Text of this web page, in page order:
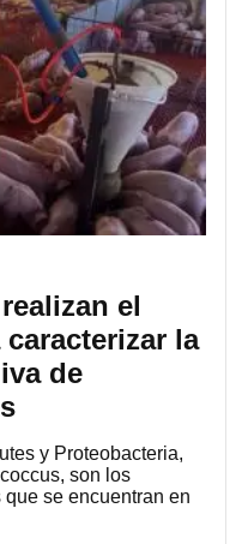
el
la
de
y Proteobacteria,
son los
se encuentran en